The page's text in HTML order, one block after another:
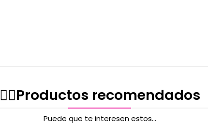
✌🏻️Productos recomendados
Puede que te interesen estos...